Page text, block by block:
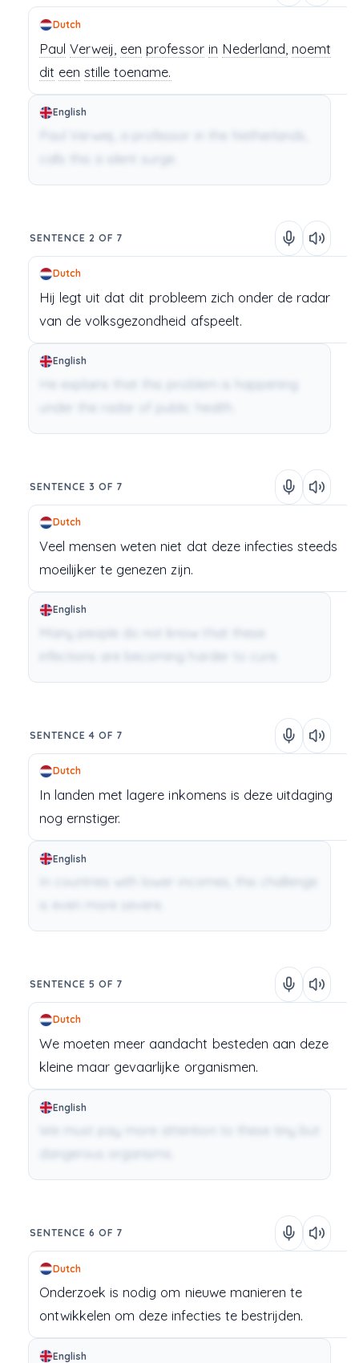
Dutch
Paul Verweij, een professor in Nederland, noemt
dit een stilletoename.
English
Paul Verweij, a professor in the Netherlands,
calls this a silent surge.
SENTENCE 2 OF 7
Dutch
Hij legt uit dat dit probleem zich onder de radar
van de volksgezondheid afspeelt.
English
He explains that this problem is happening
under the radar of public health.
SENTENCE 3 OF 7
Dutch
Veel mensen weten niet dat deze infectiessteeds
moeilijker te genezen zijn.
English
SENTENCE 4 OF 7
Dutch
In landen met lagere inkomens is deze uitdaging
nog ernstiger.
English
SENTENCE 5 OF 7
Dutch
We moeten meer aandacht besteden aan deze
kleine maar gevaarlijke organismen.
English
SENTENCE 6 OF 7
Dutch
Onderzoek is nodig om nieuwe manieren te
ontwikkelen om deze infecties te bestrijden.
English